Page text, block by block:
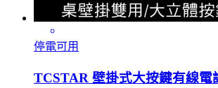
停電可用
TCSTAR 壁掛式大按鍵有線電